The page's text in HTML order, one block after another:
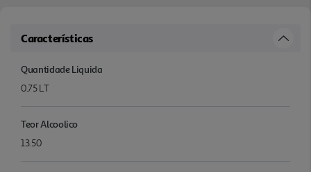
Características
Quantidade Liquida
0.75 LT
Teor Alcoolico
13.50